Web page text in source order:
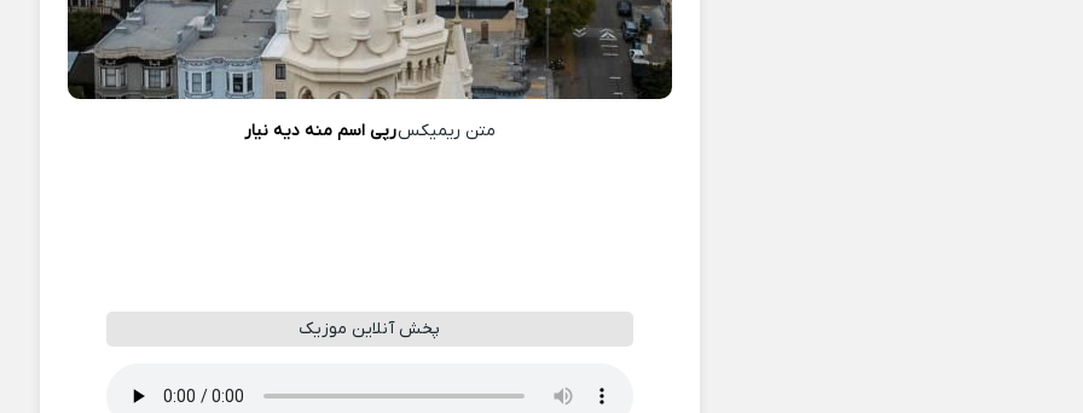
متن ریمیکسرپی اسم منه دیه نیار
پخش آنلاین موزیک